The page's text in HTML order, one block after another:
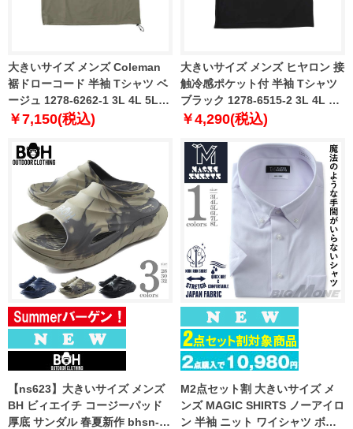
大きいサイズ メンズ Coleman
裾ドローコード 半袖 Tシャツ ベ
ージュ 1278-6262-1 3L 4L 5L
6L 8L
￥7,150(税込)
大きいサイズ メンズ ヒヤロン 接
触冷感ポケット付 半袖 Tシャツ
ブラック 1278-6515-2 3L 4L 5L
6L 7L 8L
￥4,290(税込)
【ns623】大きいサイズ メンズ
BH ビィエイチ コージーパッド
厚底 サンダル 春夏新作 bhsn-
M2点セット割 大きいサイズ メ
ンズ MAGIC SHIRTS ノーアイロ
ン 半袖 ニット ワイシャツ ボタ